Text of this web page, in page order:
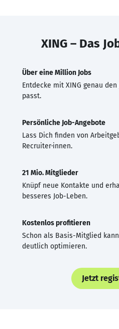
XING – Das
Über eine Million Jobs
Entdecke mit XING genau
passt.
Persönliche Job-Angebote
Lass Dich finden von
Recruiter·innen.
21 Mio. Mitglieder
Knüpf neue Kontakte und
besseres Job-Leben.
Kostenlos profitieren
Schon als Basis-Mitglied
deutlich optimieren.
Jetzt